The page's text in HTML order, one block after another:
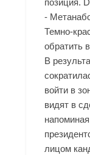
позиция.
-
Темно-
обратить
В
войти в
видят в
лицом